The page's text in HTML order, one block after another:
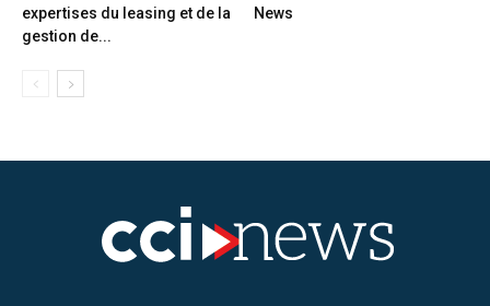
expertises du leasing et de la
gestion de...
News